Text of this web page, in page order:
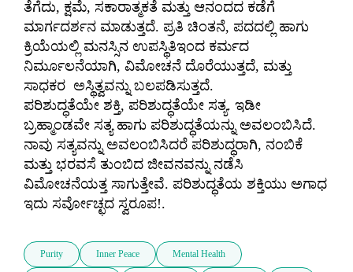
ತೆಗೆದು, ಕ್ಷಮೆ, ಸಕಾರಾತ್ಮಕತೆ ಮತ್ತು ಆನಂದದ ಕಡೆಗೆ
ಮಾರ್ಗದರ್ಶನ ಮಾಡುತ್ತದೆ. ಪ್ರತಿ ಚಿಂತನೆ, ಪದದಲ್ಲಿ ಹಾಗು
ಕ್ರಿಯೆಯಲ್ಲಿ ಮನಸ್ಸಿನ ಉಪಸ್ಥಿತಿಇಂದ ಕರ್ಮದ
ನಿರ್ಮೂಲನೆಯಾಗಿ, ವಿಮೋಚನೆ ದೊರೆಯುತ್ತದೆ, ಮತ್ತು
ಸಾಧಕರ  ಅಸ್ಥಿತ್ವವನ್ನು ಬಲಪಡಿಸುತ್ತದೆ.
ಪರಿಶುದ್ಧತೆಯೇ ಶಕ್ತಿ, ಪರಿಶುದ್ಧತೆಯೇ ಸತ್ಯ. ಇಡೀ
ಬ್ರಹ್ಮಾಂಡವೇ ಸತ್ಯ ಹಾಗು ಪರಿಶುದ್ಧತೆಯನ್ನು ಅವಲಂಬಿಸಿದೆ.
ನಾವು ಸತ್ಯವನ್ನು ಅವಲಂಬಿಸಿದರೆ ಪರಿಶುದ್ಧರಾಗಿ, ನಂಬಿಕೆ
ಮತ್ತು ಭರವಸೆ ತುಂಬಿದ ಜೀವನವನ್ನು ನಡೆಸಿ
ವಿಮೋಚನೆಯತ್ತ ಸಾಗುತ್ತೇವೆ. ಪರಿಶುದ್ಧತೆಯ ಶಕ್ತಿಯು ಅಗಾಧ
Purity Inner Peace Mental Health